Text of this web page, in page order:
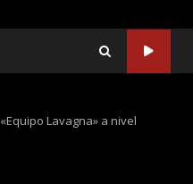
Lavagna» a nivel